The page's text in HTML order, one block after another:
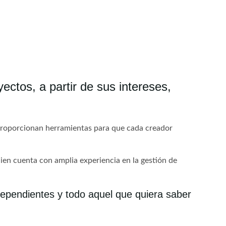
a partir de sus intereses,
herramientas para que cada creador
cuenta con amplia experiencia en la gestión de
y todo aquel que quiera saber